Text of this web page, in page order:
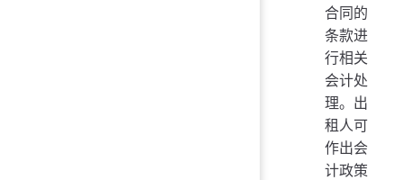
合同的
条款进
行相关
会计处
理。出
租人可
作出会
计政策